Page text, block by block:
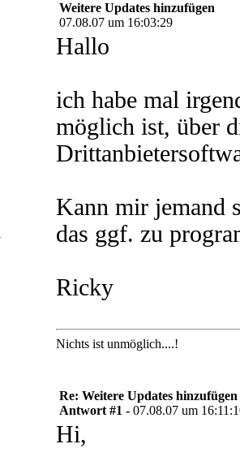
Weitere Updates hinzufügen
07.08.07 um 16:03:29
Hallo
ich habe mal
möglich ist, über
Kann mir jemand
das ggf. zu
Ricky
Nichts ist unmöglich....!
Re: Weitere Updates hinzufügen
Antwort #1 - 07.08.07 um
Hi,